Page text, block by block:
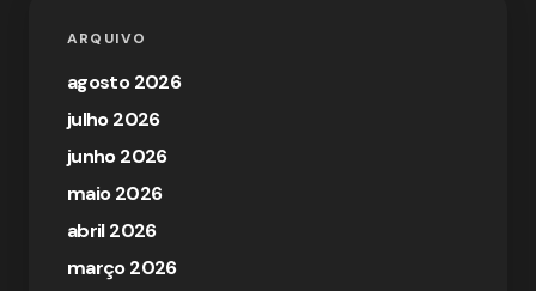
ARQUIVO
agosto 2026
julho 2026
junho 2026
maio 2026
abril 2026
março 2026